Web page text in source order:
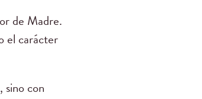
de Madre.
el carácter
sino con